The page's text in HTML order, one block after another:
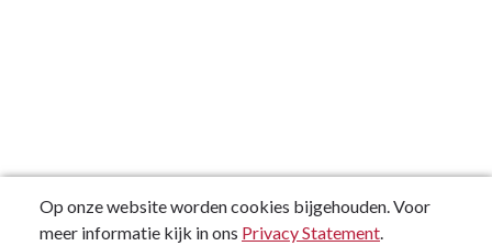
Op onze website worden cookies bijgehouden. Voor
meer informatie kijk in ons Privacy Statement.